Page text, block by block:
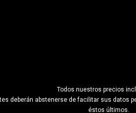
Todos nuestros precios
deberán abstenerse de facilitar sus
éstos últimos.